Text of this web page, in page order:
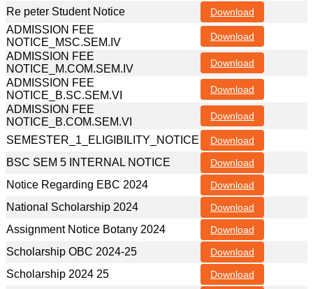
Re peter Student Notice Download
ADMISSION FEE
NOTICE_MSC.SEM.IV
Download
ADMISSION FEE
NOTICE_M.COM.SEM.IV
Download
ADMISSION FEE
NOTICE_B.SC.SEM.VI
Download
ADMISSION FEE
NOTICE_B.COM.SEM.VI
Download
SEMESTER_1_ELIGIBILITY_NOTICE Download
BSC SEM 5 INTERNAL NOTICE Download
Notice Regarding EBC 2024 Download
National Scholarship 2024 Download
Assignment Notice Botany 2024 Download
Scholarship OBC 2024-25 Download
Scholarship 2024 25 Download